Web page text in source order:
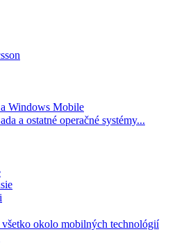
Windows Mobile
a ostatné operačné systémy...
okolo mobilných technológií